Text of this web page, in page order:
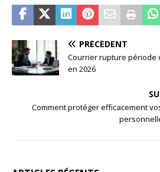
PRÉCÉDENT
Courrier rupture période
en 2026
Comment protéger efficacement